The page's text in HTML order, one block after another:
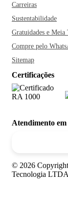
Carreiras
Sustentabilidade
Gratuidades e Meia
Compre pelo
Sitemap
Certificações
Atendimento
© 2026 Copyright
Tecnologia